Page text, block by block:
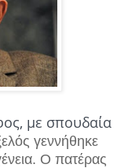
με σπουδαία
γεννήθηκε
Ο πατέρας